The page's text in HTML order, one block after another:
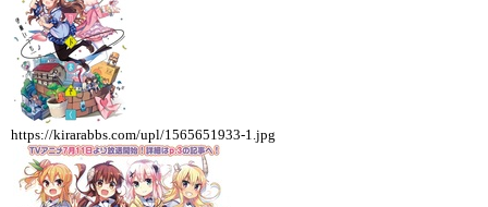
https://kirarabbs.com/upl/1565651933-1.jpg